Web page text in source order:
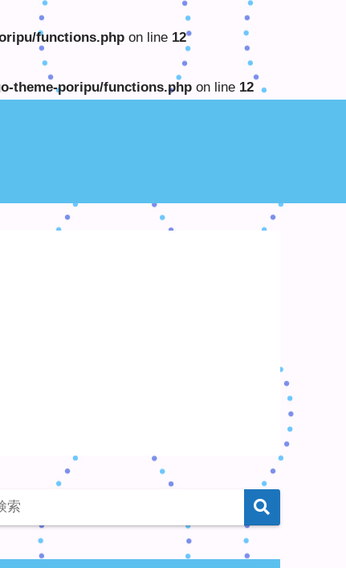
functions.php on line 12
theme-poripu/functions.php on line 12